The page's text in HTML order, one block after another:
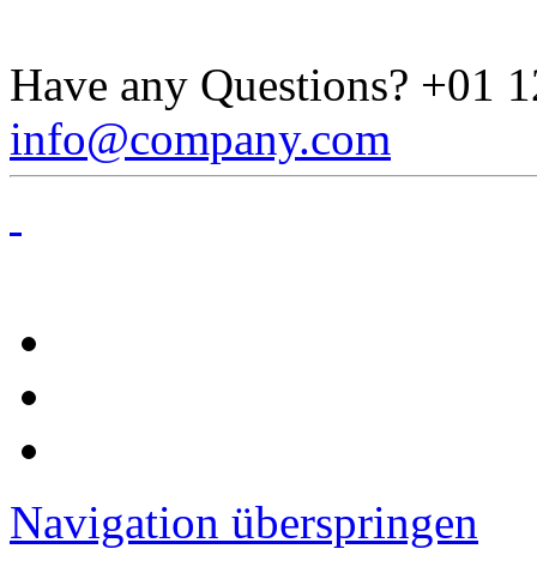
Have any Questions? +01
info@company.com
Navigation überspringen